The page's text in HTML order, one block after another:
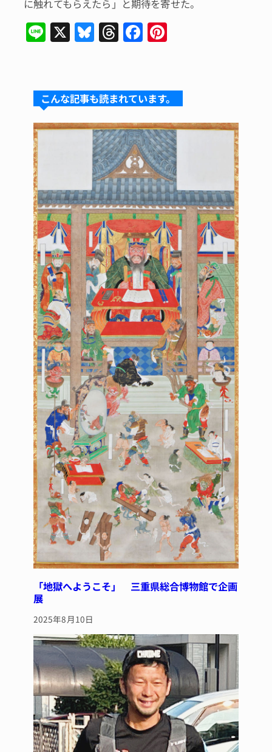
に触れてもらえたら」と期待を寄せた。
Li
n
X Bl
u
s
k
y
T
hr
a
d
s
F
a
e
b
o
o
k
re
st
こんな記事も読まれています。
「地獄へようこそ」 三重県総合博物館で企画
展
2025年8月10日